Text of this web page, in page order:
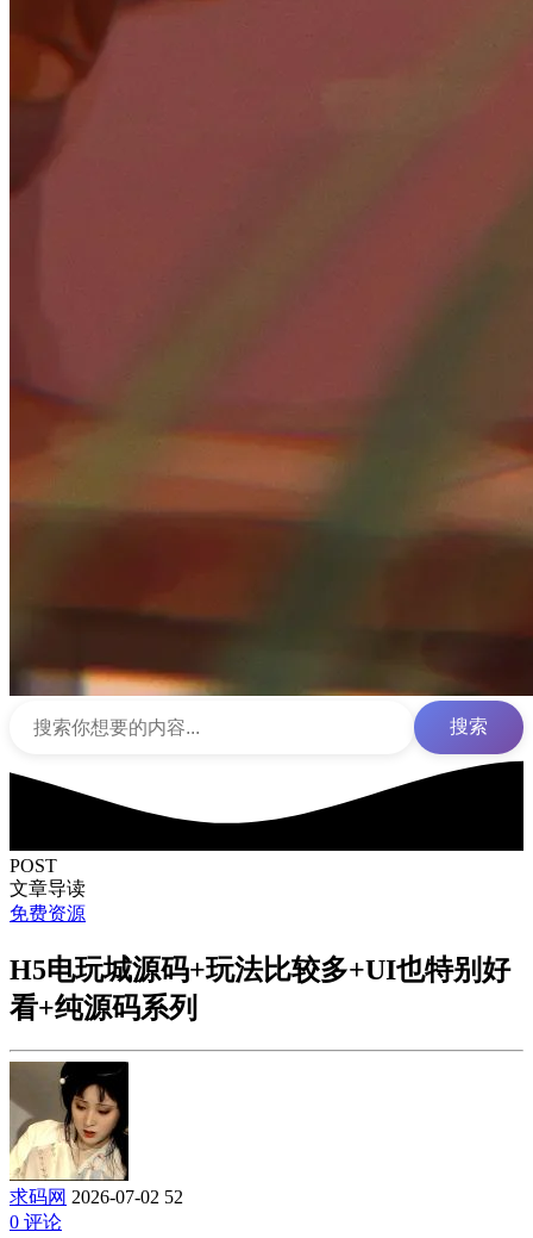
搜索
POST
文章导读
免费资源
H5电玩城源码+玩法比较多+UI也特别好
看+纯源码系列
求码网 2026-07-02 52
0 评论